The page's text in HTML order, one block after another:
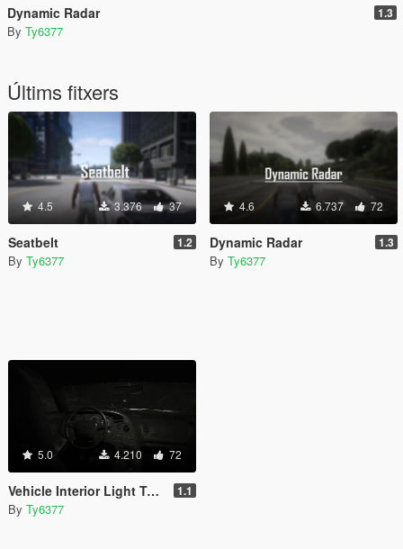
Dynamic Radar 1.3
By Ty6377
Últims fitxers
4.5 3.376 37
Seatbelt 1.2
By Ty6377
4.6 6.737 72
Dynamic Radar 1.3
By Ty6377
5.0 4.210 72
Vehicle Interior Light Toggle 1.1
By Ty6377